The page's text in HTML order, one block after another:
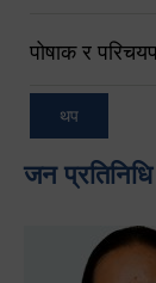
पोषाक र
थप
जन प्रतिनिधि